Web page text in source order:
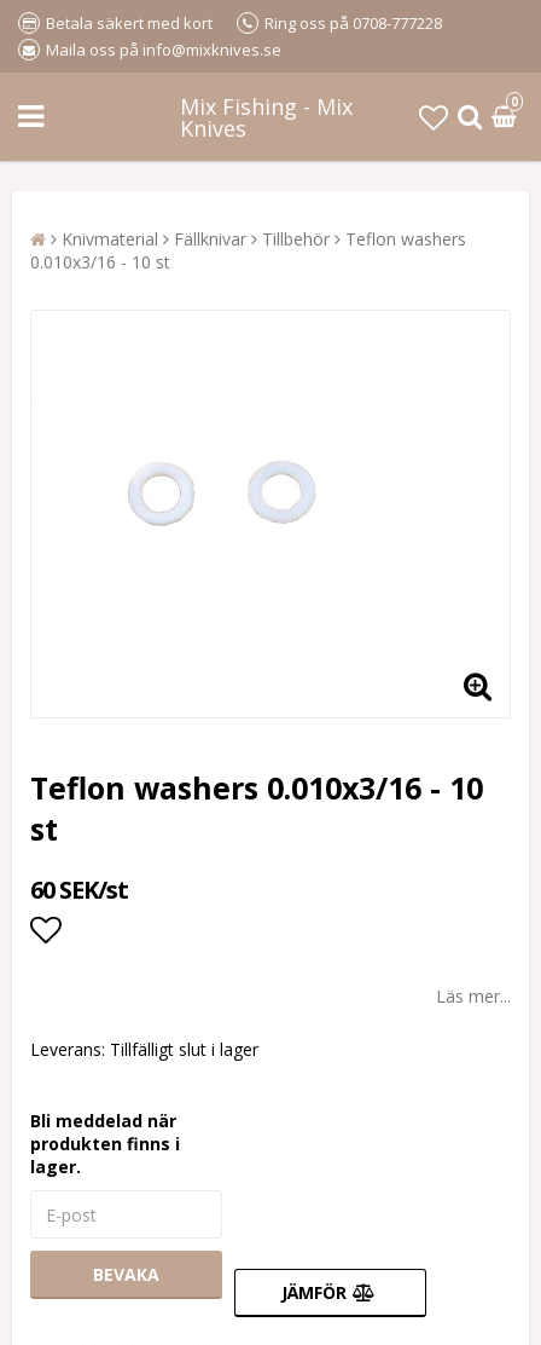
Betala säkert med kort
Ring oss på 0708-777228
Maila oss på info@mixknives.se
Mix Fishing - Mix
Knives
0
Knivmaterial Fällknivar Tillbehör
Teflon washers
0.010x3/16 - 10 st
Teflon washers 0.010x3/16 - 10
st
60 SEK/st
Läs mer...
Leverans: Tillfälligt slut i lager
Bli meddelad när
produkten finns i
lager.
BEVAKA
JÄMFÖR